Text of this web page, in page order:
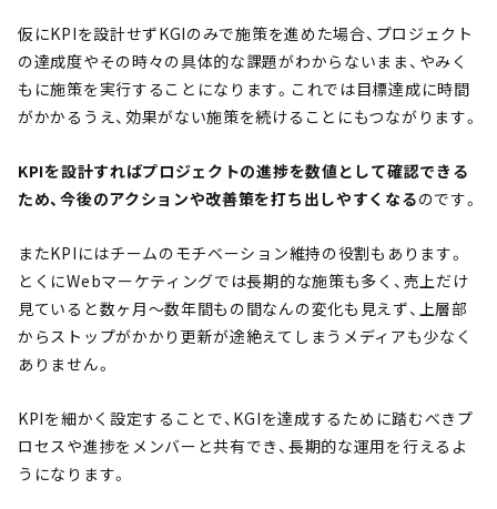
仮にKPIを設計せずKGIのみで施策を進めた場合、プロジェクト
の達成度やその時々の具体的な課題がわからないまま、やみく
もに施策を実行することになります。これでは目標達成に時間
がかかるうえ、効果がない施策を続けることにもつながります。
KPIを設計すればプロジェクトの進捗を数値として確認できる
ため、今後のアクションや改善策を打ち出しやすくなるのです。
またKPIにはチームのモチベーション維持の役割もあります。
とくにWebマーケティングでは長期的な施策も多く、売上だけ
見ていると数ヶ月～数年間もの間なんの変化も見えず、上層部
からストップがかかり更新が途絶えてしまうメディアも少なく
ありません。
KPIを細かく設定することで、KGIを達成するために踏むべきプ
ロセスや進捗をメンバーと共有でき、長期的な運用を行えるよ
うになります。